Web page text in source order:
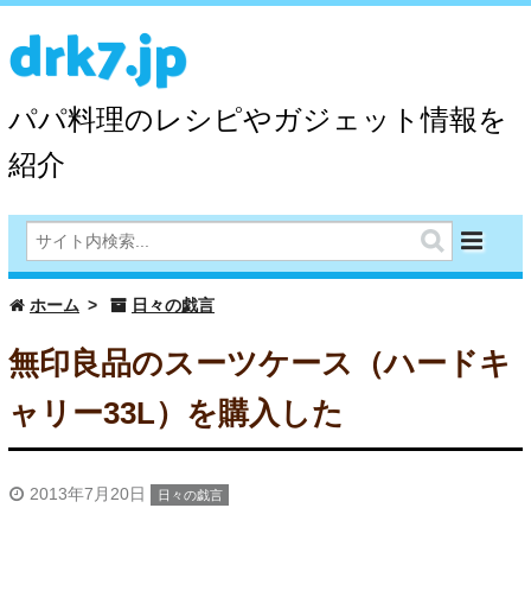
drk7.jp
パパ料理のレシピやガジェット情報を
紹介
ホーム 日々の戯言
無印良品のスーツケース（ハードキ
ャリー33L）を購入した
2013年7月20日 日々の戯言